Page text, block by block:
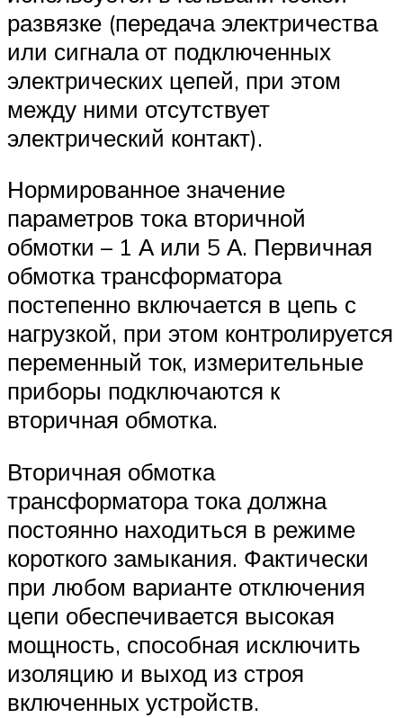
развязке (передача электричества
или сигнала от подключенных
электрических цепей, при этом
между ними отсутствует
электрический контакт).
Нормированное значение
параметров тока вторичной
обмотки – 1 А или 5 А. Первичная
обмотка трансформатора
постепенно включается в цепь с
нагрузкой, при этом контролируется
переменный ток, измерительные
приборы подключаются к
вторичная обмотка.
Вторичная обмотка
трансформатора тока должна
постоянно находиться в режиме
короткого замыкания. Фактически
при любом варианте отключения
цепи обеспечивается высокая
мощность, способная исключить
изоляцию и выход из строя
включенных устройств.